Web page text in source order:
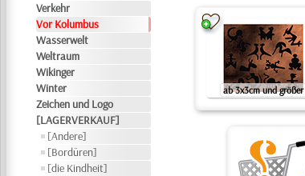
Verkehr
Vor Kolumbus
Wasserwelt
Weltraum
Wikinger
Winter
Zeichen und Logo
[LAGERVERKAUF]
[Andere]
[Bordüren]
[die Kindheit]
ab 3x3cm und größer